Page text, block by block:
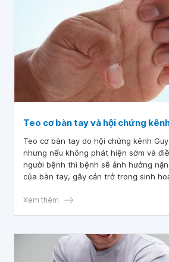
Teo cơ bàn tay và hội chứng
Teo cơ bàn tay do hội chứng kênh
nhưng nếu không phát hiện sớm và
người bệnh thì bệnh sẽ ảnh hưởng
của bàn tay, gây cản trở trong sinh
Xem thêm